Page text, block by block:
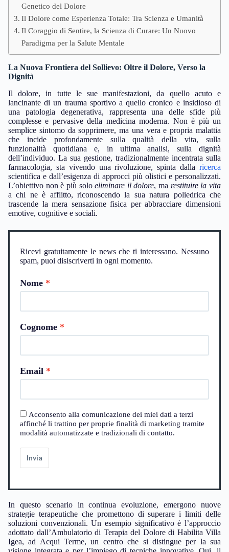
Genetico del Dolore
Il Dolore come Esperienza Totale: Tra Scienza e Umanità
Il Coraggio di Sentire, la Scienza di Curare: Un Nuovo
Paradigma per la Salute Mentale
La Nuova Frontiera del Sollievo: Oltre il Dolore, Verso la
Dignità
Il dolore, in tutte le sue manifestazioni, da quello acuto e
lancinante di un trauma sportivo a quello cronico e insidioso di
una patologia degenerativa, rappresenta una delle sfide più
complesse e pervasive della medicina moderna. Non è più un
semplice sintomo da sopprimere, ma una vera e propria malattia
che incide profondamente sulla qualità della vita, sulla
funzionalità quotidiana e, in ultima analisi, sulla dignità
dell’individuo. La sua gestione, tradizionalmente incentrata sulla
farmacologia, sta vivendo una rivoluzione, spinta dalla ricerca
scientifica e dall’esigenza di approcci più olistici e personalizzati.
L’obiettivo non è più soloeliminare il dolore, ma restituire la vita
a chi ne è afflitto, riconoscendo la sua natura poliedrica che
trascende la mera sensazione fisica per abbracciare dimensioni
emotive, cognitive e sociali.
Ricevi gratuitamente le news che ti interessano. Nessuno
spam, puoi disiscriverti in ogni momento.
Nome
Cognome
Email
Acconsento alla comunicazione dei miei dati a terzi
affinché li trattino per proprie finalità di marketing tramite
modalità automatizzate e tradizionali di contatto.
Invia
In questo scenario in continua evoluzione, emergono nuove
strategie terapeutiche che promettono di superare i limiti delle
soluzioni convenzionali. Un esempio significativo è l’approccio
adottato dall’Ambulatorio di Terapia del Dolore di Habilita Villa
Igea, ad Acqui Terme, un centro che si distingue per la sua